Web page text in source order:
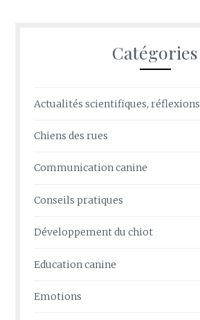
Catégories
Actualités scientifiques,
Chiens des rues
Communication canine
Conseils pratiques
Développement du chiot
Education canine
Emotions